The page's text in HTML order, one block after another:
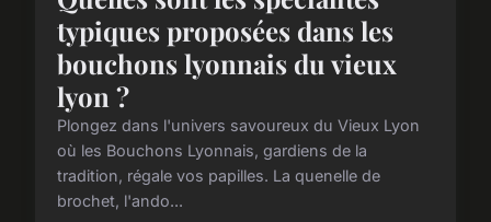
typiques proposées dans les
bouchons lyonnais du vieux
lyon ?
Plongez dans l'univers savoureux du Vieux Lyon
où les Bouchons Lyonnais, gardiens de la
tradition, régale vos papilles. La quenelle de
brochet, l'ando...